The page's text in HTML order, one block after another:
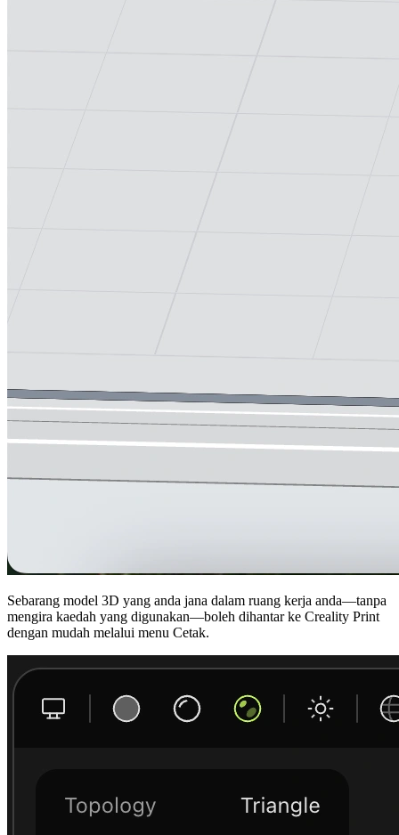
Sebarang model 3D yang anda jana dalam ruang kerja anda—tanpa
mengira kaedah yang digunakan—boleh dihantar ke Creality Print
dengan mudah melalui menu Cetak.